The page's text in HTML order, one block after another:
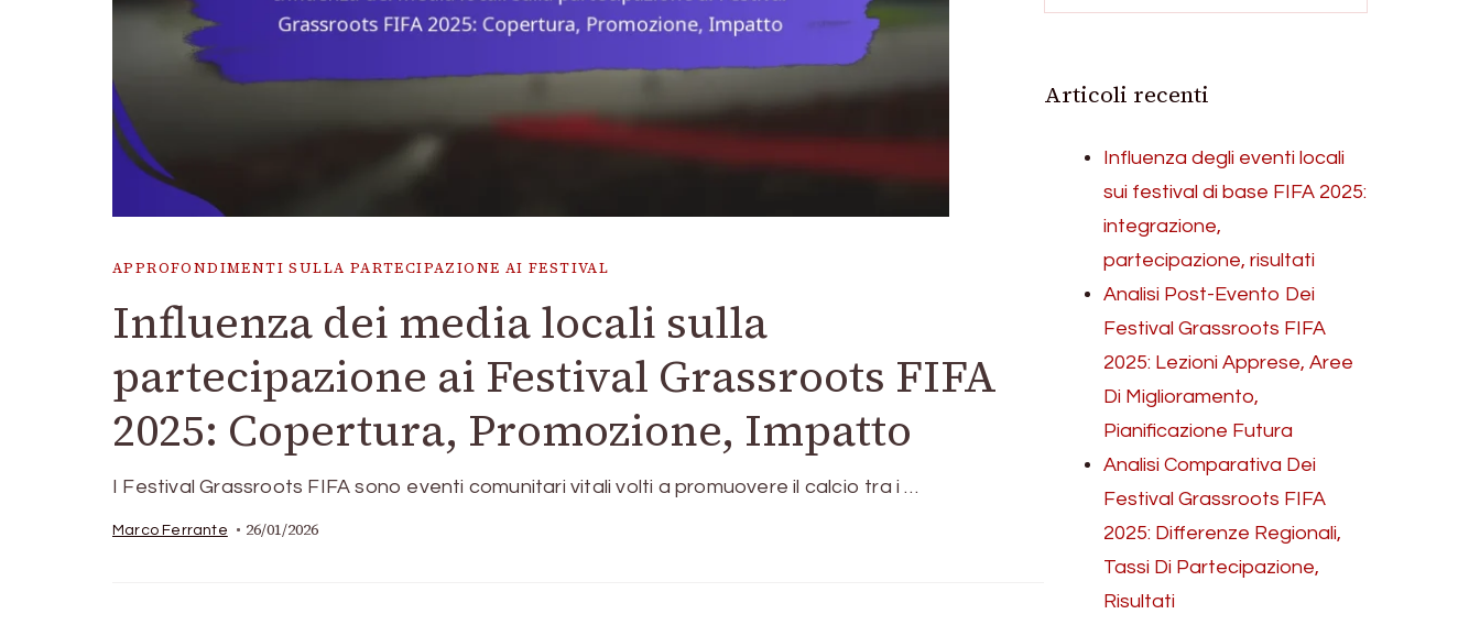
APPROFONDIMENTI SULLA PARTECIPAZIONE AI FESTIVAL
Influenza dei media locali sulla
partecipazione ai Festival Grassroots FIFA
2025: Copertura, Promozione, Impatto
I Festival Grassroots FIFA sono eventi comunitari vitali volti a promuovere il calcio tra i …
Marco Ferrante 26/01/2026
Articoli recenti
Influenza degli eventi locali
sui festival di base FIFA 2025:
integrazione,
partecipazione, risultati
Analisi Post-Evento Dei
Festival Grassroots FIFA
2025: Lezioni Apprese, Aree
Di Miglioramento,
Pianificazione Futura
Analisi Comparativa Dei
Festival Grassroots FIFA
2025: Differenze Regionali,
Tassi Di Partecipazione,
Risultati